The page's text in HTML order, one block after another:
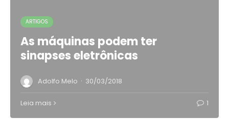
ARTIGOS
As máquinas podem ter
sinapses eletrônicas
Adolfo Melo · 30/03/2018
Leia mais 1